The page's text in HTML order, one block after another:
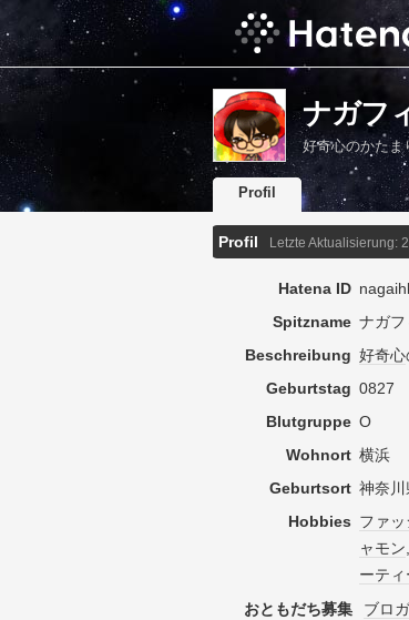
ナガフ
好奇心のかたま
Profil
Profil Letzte Aktualisierung:
Hatena ID
Spitzname ナガフ
Beschreibung 好奇心
Geburtstag 0827
Blutgruppe O
Wohnort 横浜
Geburtsort 神奈
Hobbies ファ
ャモン,
ーティ
おともだち募集
ブロ